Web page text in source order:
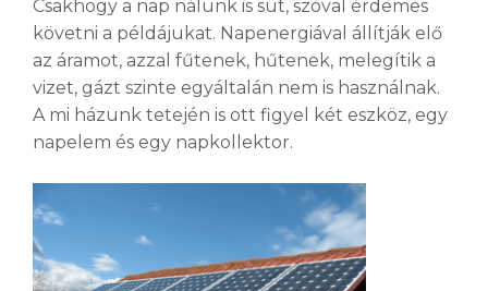
Csakhogy a nap nálunk is süt, szóval érdemes
követni a példájukat. Napenergiával állítják elő
az áramot, azzal fűtenek, hűtenek, melegítik a
vizet, gázt szinte egyáltalán nem is használnak.
A mi házunk tetején is ott figyel két eszköz, egy
napelem és egy napkollektor.